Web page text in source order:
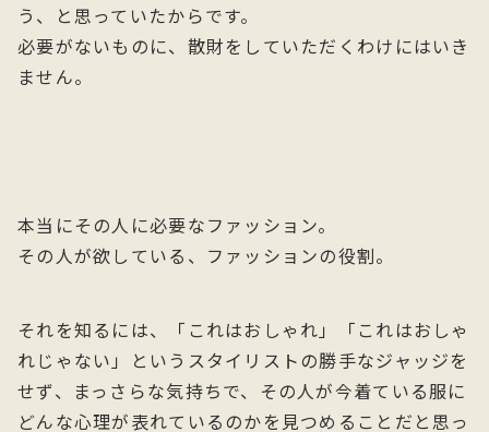
う、と思っていたからです。
必要がないものに、散財をしていただくわけにはいき
ません。
本当にその人に必要なファッション。
その人が欲している、ファッションの役割。
それを知るには、「これはおしゃれ」「これはおしゃ
れじゃない」というスタイリストの勝手なジャッジを
せず、まっさらな気持ちで、その人が今着ている服に
どんな心理が表れているのかを見つめることだと思っ